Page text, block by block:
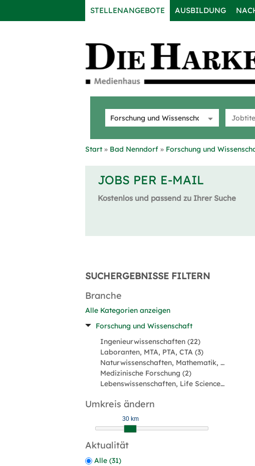
STELLENANGEBOTE AUSBILDUNG
Start Bad Nenndorf Forschung und
JOBS PER E-MAIL
Kostenlos und passend zu Ihrer Suche
SUCHERGEBNISSE FILTERN
Branche
Alle Kategorien anzeigen
Forschung und Wissenschaft
Ingenieurwissenschaften (22)
Laboranten, MTA, PTA, CTA (3)
Naturwissenschaften, Mathematik, Informatik (3)
Medizinische Forschung (2)
Lebenswissenschaften, Life Sciences (1)
Umkreis ändern
30 km
Aktualität
Alle (31)